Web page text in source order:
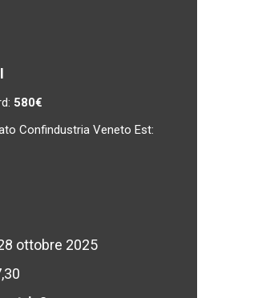
580€
Confindustria Veneto Est:
ottobre 2025